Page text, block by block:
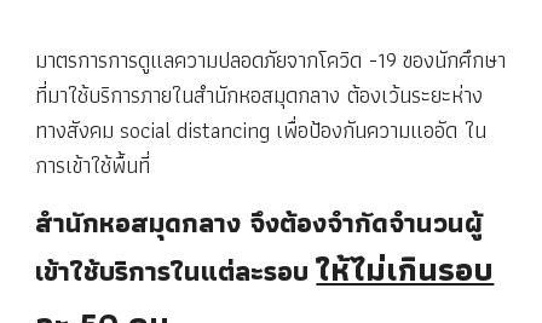
มาตรการการดูแลความปลอดภัยจากโควิด -19 ของนักศึกษา
ที่มาใช้บริการภายในสำนักหอสมุดกลาง ต้องเว้นระยะห่าง
ทางสังคม social distancing เพื่อป้องกันความแออัด ใน
การเข้าใช้พื้นที่
สำนักหอสมุดกลาง จึงต้องจำกัดจำนวนผู้
เข้าใช้บริการในแต่ละรอบ ให้ไม่เกินรอบ